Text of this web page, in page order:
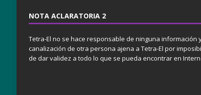
NOTA ACLARATORIA 2
Tetra-El no se hace responsable de ninguna información
canalización de otra persona ajena a Tetra-El por
de dar validez a todo lo que se pueda encontrar en